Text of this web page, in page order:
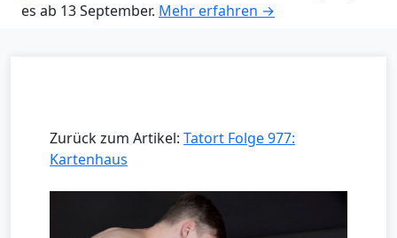
es ab 13 September. Mehr erfahren →
Zurück zum Artikel: Tatort Folge 977:
Kartenhaus